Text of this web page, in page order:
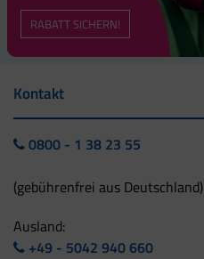
RABATT SICHERN!
Kontakt
0800 - 1 38 23 55
(gebührenfrei aus Deutschland)
Ausland:
+49 - 5042 940 660